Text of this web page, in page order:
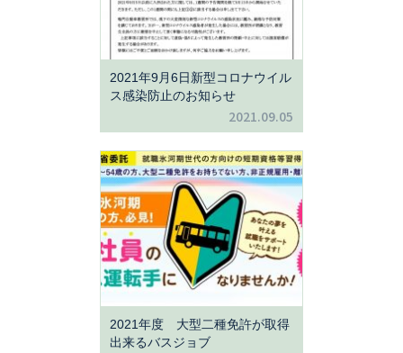
2021年9月6日新型コロナウイル
ス感染防止のお知らせ
2021.09.05
2021年度 大型二種免許が取得
出来るバスジョブ